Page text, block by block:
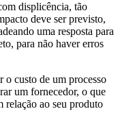
displicência, tão
deve ser previsto,
uma resposta para
para não haver erros
o custo de um processo
um fornecedor, o que
relação ao seu produto